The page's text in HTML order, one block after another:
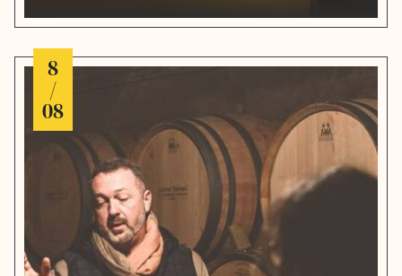
8
/
08